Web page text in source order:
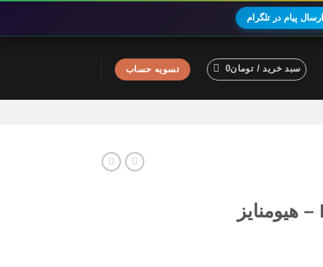
ارسال پیام در تلگرام
سبد خرید / تومان0 تسویه حساب
Humanizer.org – هیومنایز